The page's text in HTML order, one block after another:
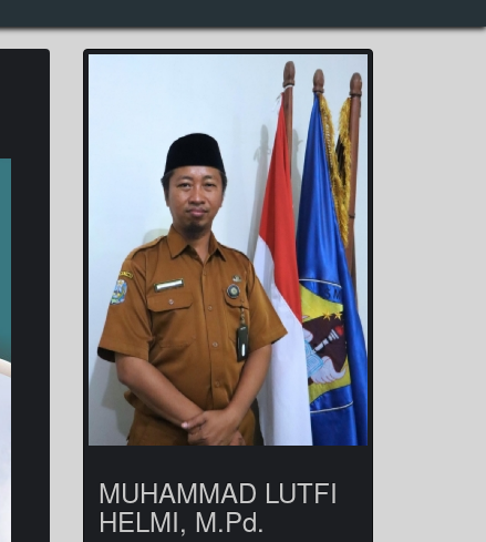
MUHAMMAD LUTFI
HELMI, M.Pd.